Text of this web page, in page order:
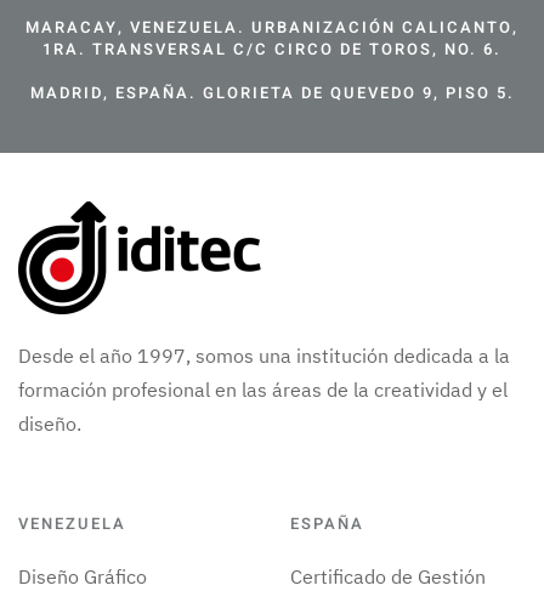
MARACAY, VENEZUELA. URBANIZACIÓN CALICANTO,
1RA. TRANSVERSAL C/C CIRCO DE TOROS, NO. 6.
MADRID, ESPAÑA. GLORIETA DE QUEVEDO 9, PISO 5.
Desde el año 1997, somos una institución dedicada a la
formación profesional en las áreas de la creatividad y el
diseño.
VENEZUELA
Diseño Gráfico
ESPAÑA
Certificado de Gestión